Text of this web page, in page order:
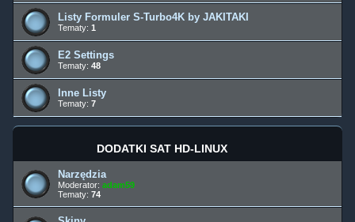
Listy Formuler S-Turbo4K by JAKITAKI
Tematy: 1
E2 Settings
Tematy: 48
Inne Listy
Tematy: 7
DODATKI SAT HD-LINUX
Narzędzia
Moderator: adam59
Tematy: 74